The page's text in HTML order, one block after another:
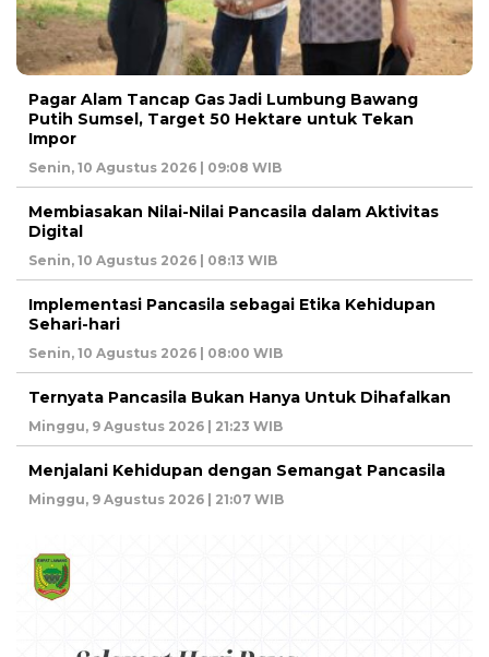
Pagar Alam Tancap Gas Jadi Lumbung Bawang
Putih Sumsel, Target 50 Hektare untuk Tekan
Impor
Senin, 10 Agustus 2026 | 09:08 WIB
Membiasakan Nilai-Nilai Pancasila dalam Aktivitas
Digital
Senin, 10 Agustus 2026 | 08:13 WIB
Implementasi Pancasila sebagai Etika Kehidupan
Sehari-hari
Senin, 10 Agustus 2026 | 08:00 WIB
Ternyata Pancasila Bukan Hanya Untuk Dihafalkan
Minggu, 9 Agustus 2026 | 21:23 WIB
Menjalani Kehidupan dengan Semangat Pancasila
Minggu, 9 Agustus 2026 | 21:07 WIB